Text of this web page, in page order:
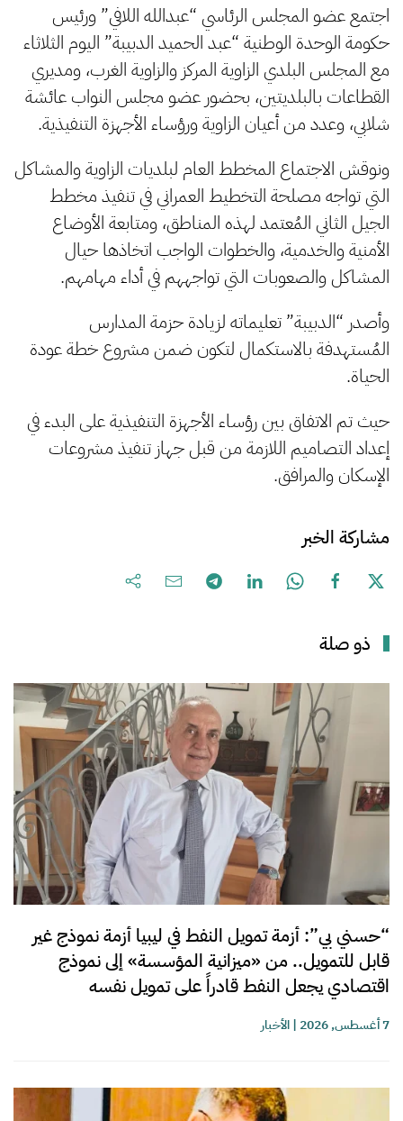
اجتمع عضو المجلس الرئاسي “عبدالله اللافي” ورئيس
حكومة الوحدة الوطنية “عبد الحميد الدبيبة” اليوم الثلاثاء
مع المجلس البلدي الزاوية المركز والزاوية الغرب، ومديري
القطاعات بالبلديتين، بحضور عضو مجلس النواب عائشة
شلابي، وعدد من أعيان الزاوية ورؤساء الأجهزة التنفيذية.
ونوقش الاجتماع المخطط العام لبلديات الزاوية والمشاكل
التي تواجه مصلحة التخطيط العمراني في تنفيذ مخطط
الجيل الثاني المُعتمد لهذه المناطق، ومتابعة الأوضاع
الأمنية والخدمية، والخطوات الواجب اتخاذها حيال
المشاكل والصعوبات التي تواجههم في أداء مهامهم.
وأصدر “الدبيبة” تعليماته لزيادة حزمة المدارس
المُستهدفة بالاستكمال لتكون ضمن مشروع خطة عودة
الحياة.
حيث تم الاتفاق بين رؤساء الأجهزة التنفيذية على البدء في
إعداد التصاميم اللازمة من قبل جهاز تنفيذ مشروعات
الإسكان والمرافق.
مشاركة الخبر
ذو صلة
“حسني بي”: أزمة تمويل النفط في ليبيا أزمة نموذج غير
قابل للتمويل.. من «ميزانية المؤسسة» إلى نموذج
اقتصادي يجعل النفط قادراً على تمويل نفسه
7 أغسطس, 2026 |الأخبار